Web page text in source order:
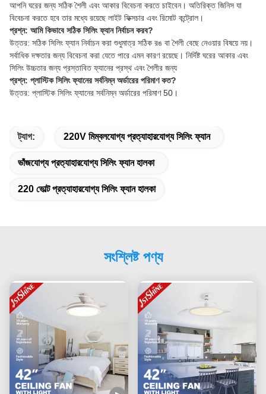
আপনি ঘরের জন্য সঠিক শৈলী এবং আকার বিবেচনা করতে চাইবেন। অতিরিক্ত জিনিস যা
বিবেচনা করতে হবে তার মধ্যে রয়েছে লাইট ফিক্সচার এবং রিমোট কন্ট্রোল।
প্রশ্ন: আমি কিভাবে সঠিক সিলিং ফ্যান নির্বাচন করব?
উত্তর: সঠিক সিলিং ফ্যান নির্বাচন করা শুধুমাত্র সঠিক রঙ বা শৈলী বেছে নেওয়ার বিষয়ে নয়।
সর্বাধিক দক্ষতার জন্য বিবেচনা করা যেতে পারে এমন কারণ রয়েছে। নির্দিষ্ট ঘরের আকার এবং
সিলিং উচ্চতার জন্য প্রস্তাবিত ফ্যানের প্রস্থ এবং শৈলীর জন্য
প্রশ্ন: প্লাস্টিক সিলিং ফ্যানের সর্বনিম্ন অর্ডারের পরিমাণ কত?
উত্তর: প্লাস্টিক সিলিং ফ্যানের সর্বনিম্ন অর্ডারের পরিমাণ 50।
ট্যাগ: 220V মিম্বলযোগ্য প্রত্যাহারযোগ্য সিলিং ফ্যান
ভাঁজযোগ্য প্রত্যাহারযোগ্য সিলিং ফ্যান হালকা
220 ভোল্ট প্রত্যাহারযোগ্য সিলিং ফ্যান হালকা
সংশ্লিষ্ট পণ্য